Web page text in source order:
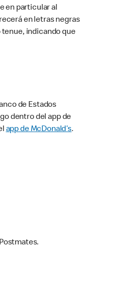
en particular al
en letras negras
tenue, indicando que
de Estados
dentro del app de
app de McDonald’s.